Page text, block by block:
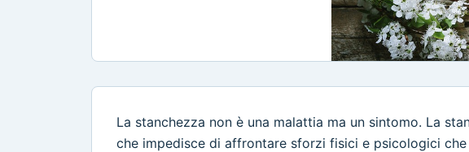
La stanchezza non è una malattia ma un sintomo. La
che impedisce di affrontare sforzi fisici e psicologici